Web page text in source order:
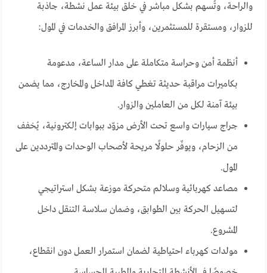
والراحة، وتُسهم بشكل مباشر في خلق بيئة عمل نشطة، جاذبة
للزوار، ومستقرة للمستثمرين، وأبرز المرافق والخدمات في المول:
أنظمة أمن وحراسة متكاملة على مدار الساعة، مدعومة
بكاميرات مراقبة حديثة تغطي كافة المداخل والمخارج، مما يضمن
بيئة آمنة لكل من العاملين والزوار.
جراج سيارات واسع تحت الأرض مزوّد ببوابات إلكترونية، يُخفف
من الزحام، ويوفّر حلولًا مريحة لأصحاب الوحدات والمترددين على
المول.
مصاعد كهربائية وسلالم متحركة موزعة بشكل استراتيجي
لتسهيل الحركة بين الطوابق، وضمان سلاسة التنقل داخل
المشروع.
مولدات كهرباء احتياطية لضمان استمرار العمل دون انقطاع،